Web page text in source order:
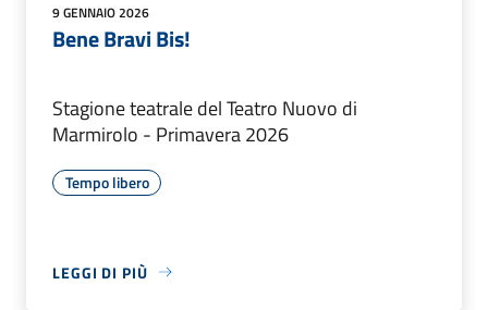
9 GENNAIO 2026
Bene Bravi Bis!
Stagione teatrale del Teatro Nuovo di
Marmirolo - Primavera 2026
Tempo libero
LEGGI DI PIÙ